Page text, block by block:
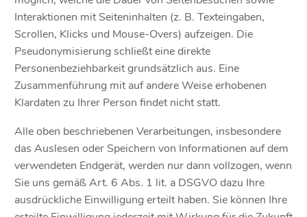
Interaktionen mit Seiteninhalten (z. B. Texteingaben,
Scrollen, Klicks und Mouse-Overs) aufzeigen. Die
Pseudonymisierung schließt eine direkte
Personenbeziehbarkeit grundsätzlich aus. Eine
Zusammenführung mit auf andere Weise erhobenen
Klardaten zu Ihrer Person findet nicht statt.
Alle oben beschriebenen Verarbeitungen, insbesondere
das Auslesen oder Speichern von Informationen auf dem
verwendeten Endgerät, werden nur dann vollzogen, wenn
Sie uns gemäß Art. 6 Abs. 1 lit. a DSGVO dazu Ihre
ausdrückliche Einwilligung erteilt haben. Sie können Ihre